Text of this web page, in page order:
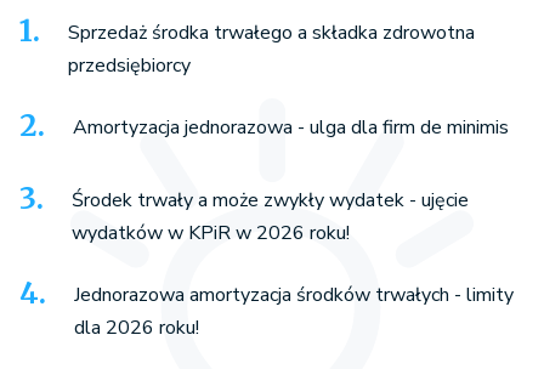
Sprzedaż środka trwałego a składka zdrowotna
przedsiębiorcy
Amortyzacja jednorazowa - ulga dla firm de minimis
Środek trwały a może zwykły wydatek - ujęcie
wydatków w KPiR w 2026 roku!
Jednorazowa amortyzacja środków trwałych - limity
dla 2026 roku!